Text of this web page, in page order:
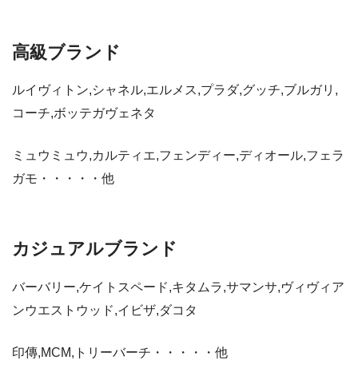
高級ブランド
ルイヴィトン,シャネル,エルメス,プラダ,グッチ,ブルガリ,
コーチ,ボッテガヴェネタ
ミュウミュウ,カルティエ,フェンディー,ディオール,フェラ
ガモ・・・・・他
カジュアルブランド
バーバリー,ケイトスペード,キタムラ,サマンサ,ヴィヴィア
ンウエストウッド,イビザ,ダコタ
印傳,MCM,トリーバーチ・・・・・他